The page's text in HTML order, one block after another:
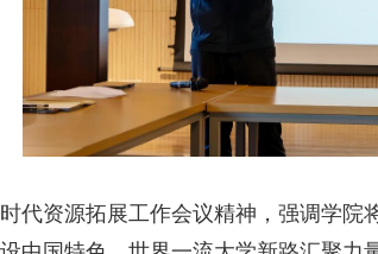
代资源拓展工作会议精神 ，强调学院